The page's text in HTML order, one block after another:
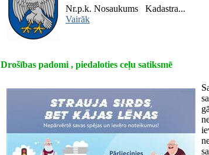
Nr.p.k. Nosaukums
Kadastra...
Vairāk
Drošības padomi , piedaloties ceļu satiksmē